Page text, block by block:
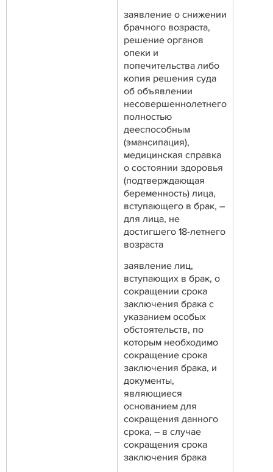
заявление о снижении
брачного возраста,
решение органов
опеки и
попечительства либо
копия решения суда
об объявлении
несовершеннолетнего
полностью
дееспособным
(эмансипация),
медицинская справка
о состоянии здоровья
(подтверждающая
беременность) лица,
вступающего в брак, –
для лица, не
достигшего 18-летнего
возраста
заявление лиц,
вступающих в брак, о
сокращении срока
заключения брака с
указанием особых
обстоятельств, по
которым необходимо
сокращение срока
заключения брака, и
документы,
являющиеся
основанием для
сокращения данного
срока, – в случае
сокращения срока
заключения брака